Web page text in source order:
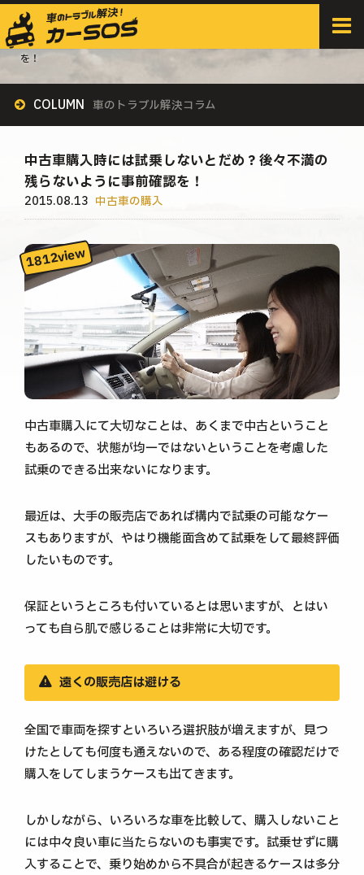
HOME > すべての記事 >
中古車購入時には試乗しないとだめ？後々不満の残らないように事前確認
を！
COLUMN 車のトラブル解決コラム
中古車購入時には試乗しないとだめ？後々不満の
残らないように事前確認を！
2015.08.13 中古車の購入
中古車購入にて大切なことは、あくまで中古ということ
もあるので、状態が均一ではないということを考慮した
試乗のできる出来ないになります。
最近は、大手の販売店であれば構内で試乗の可能なケー
スもありますが、やはり機能面含めて試乗をして最終評価
したいものです。
保証というところも付いているとは思いますが、とはい
っても自ら肌で感じることは非常に大切です。
遠くの販売店は避ける
全国で車両を探すといろいろ選択肢が増えますが、見つ
けたとしても何度も通えないので、ある程度の確認だけで
購入をしてしまうケースも出てきます。
しかしながら、いろいろな車を比較して、購入しないこと
には中々良い車に当たらないのも事実です。試乗せずに購
入することで、乗り始めから不具合が起きるケースは多分